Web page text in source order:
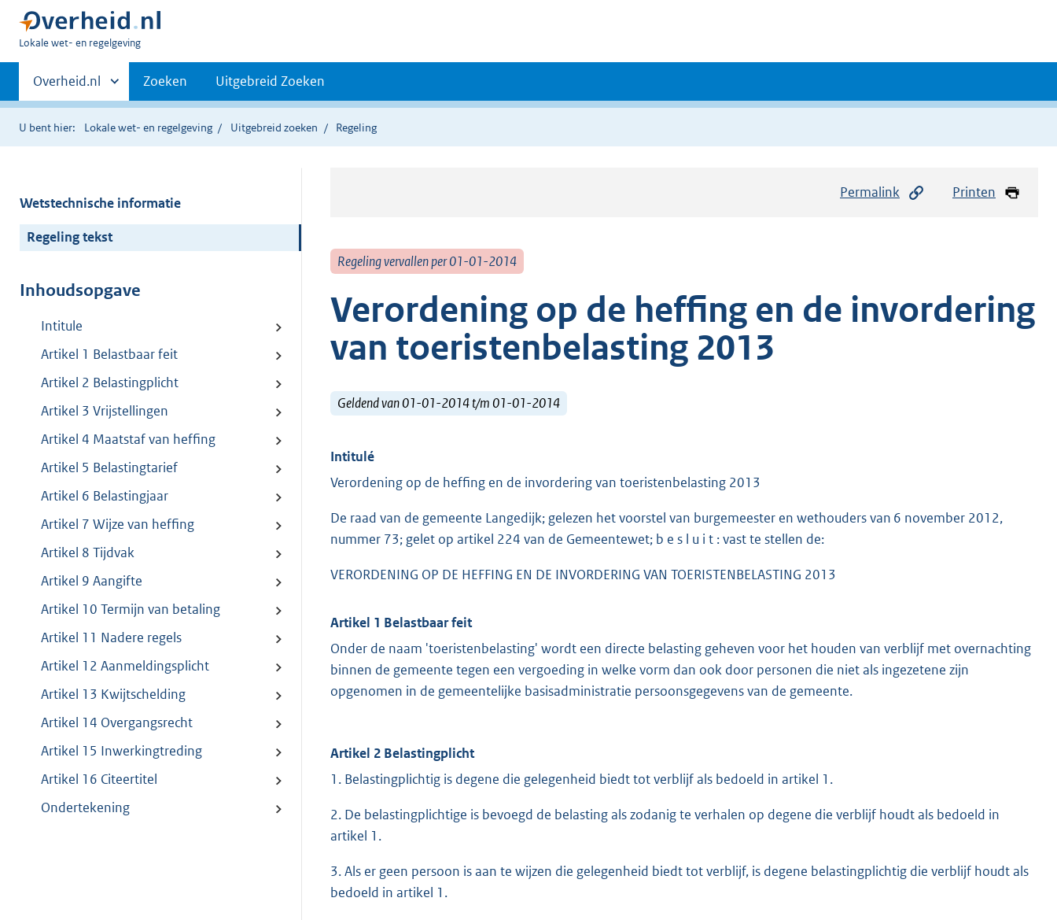
U
hier:
Lokale wet- en regelgeving
Primaire
navigatie
Andere
sites
binnen
Overheid.nl Zoeken Uitgebreid Zoeken
U bent hier: Lokale wet- en regelgeving Uitgebreid zoeken Regeling
Wetstechnische informatie
Regeling tekst
Inhoudsopgave
Intitule
Artikel 1 Belastbaar feit
Artikel 2 Belastingplicht
Artikel 3 Vrijstellingen
Artikel 4 Maatstaf van heffing
Artikel 5 Belastingtarief
Artikel 6 Belastingjaar
Artikel 7 Wijze van heffing
Artikel 8 Tijdvak
Artikel 9 Aangifte
Artikel 10 Termijn van betaling
Artikel 11 Nadere regels
Artikel 12 Aanmeldingsplicht
Artikel 13 Kwijtschelding
Artikel 14 Overgangsrecht
Artikel 15 Inwerkingtreding
Artikel 16 Citeertitel
Ondertekening
Permalink Printen
Regeling vervallen per 01-01-2014
Verordening op de heffing en de invordering
van toeristenbelasting 2013
Geldend van 01-01-2014 t/m 01-01-2014
Intitulé
Verordening op de heffing en de invordering van toeristenbelasting 2013
De raad van de gemeente Langedijk; gelezen het voorstel van burgemeester en wethouders van 6 november 2012,
nummer 73; gelet op artikel 224 van de Gemeentewet; b e s l u i t : vast te stellen de:
VERORDENING OP DE HEFFING EN DE INVORDERING VAN TOERISTENBELASTING 2013
Artikel 1 Belastbaar feit
Onder de naam 'toeristenbelasting' wordt een directe belasting geheven voor het houden van verblijf met overnachting
binnen de gemeente tegen een vergoeding in welke vorm dan ook door personen die niet als ingezetene zijn
opgenomen in de gemeentelijke basisadministratie persoonsgegevens van de gemeente.
Artikel 2 Belastingplicht
1. Belastingplichtig is degene die gelegenheid biedt tot verblijf als bedoeld in artikel 1.
2. De belastingplichtige is bevoegd de belasting als zodanig te verhalen op degene die verblijf houdt als bedoeld in
artikel 1.
3. Als er geen persoon is aan te wijzen die gelegenheid biedt tot verblijf, is degene belastingplichtig die verblijf houdt als
bedoeld in artikel 1.